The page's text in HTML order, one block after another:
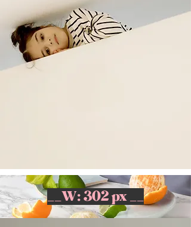
__W: 302 px __